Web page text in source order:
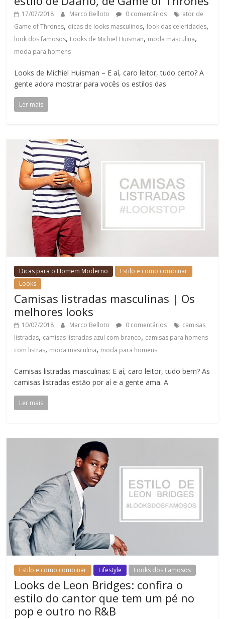
17/07/2018 Marco Belloto 0 comentários
ator de
Game of Thrones, dicas de looks masculinos, look das celeridades,
look dos famosos, Looks de Michiel Huisman, moda masculina,
moda para homens
Looks de Michiel Huisman – E aí, caro leitor, tudo certo? A
gente adora mostrar para vocês os estilos das
Ler mais
Dicas para o Homem Moderno
Estilo e como combinar
Looks
Camisas listradas masculinas | Os
melhores looks
10/07/2018 Marco Belloto 0 comentários
camisas
listradas, camisas listradas azul com branco, camisas para homens
com listras, moda masculina, moda para homens
Camisas listradas masculinas: E aí, caro leitor, tudo bem? As
camisas listradas estão por aí e a gente ama. A
Ler mais
Estilo e como combinar Lifestyle Looks dos Famosos
Looks de Leon Bridges: confira o
estilo do cantor que tem um pé no
pop e outro no R&B